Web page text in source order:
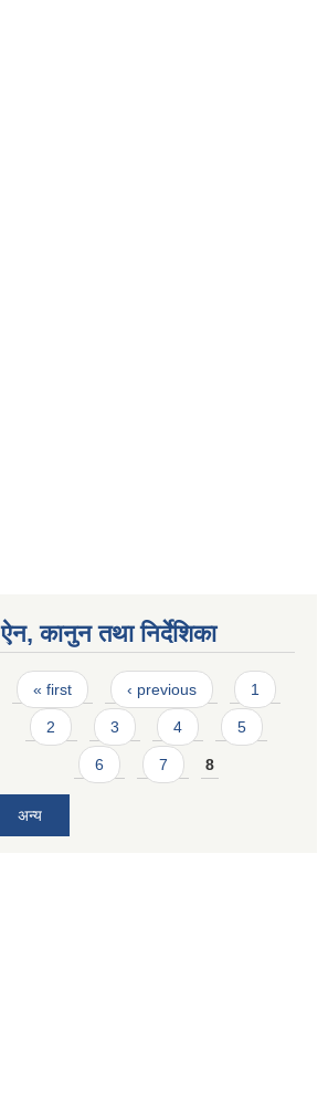
ऐन, कानुन तथा निर्देशिका
Pages
« first ‹ previous 1
2 3 4 5
6 7 8
अन्य